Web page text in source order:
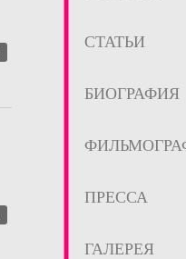
СТАТЬИ
БИОГРАФИЯ
ПРЕССА
ГАЛЕРЕЯ